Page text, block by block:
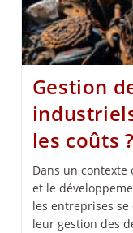
Gestion
les coûts ?
Dans un
et le
les entreprises
leur gestion des